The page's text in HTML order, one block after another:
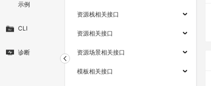
示例
CLI
诊断
资源栈相关接口
资源相关接口
资源场景相关接口
模板相关接口